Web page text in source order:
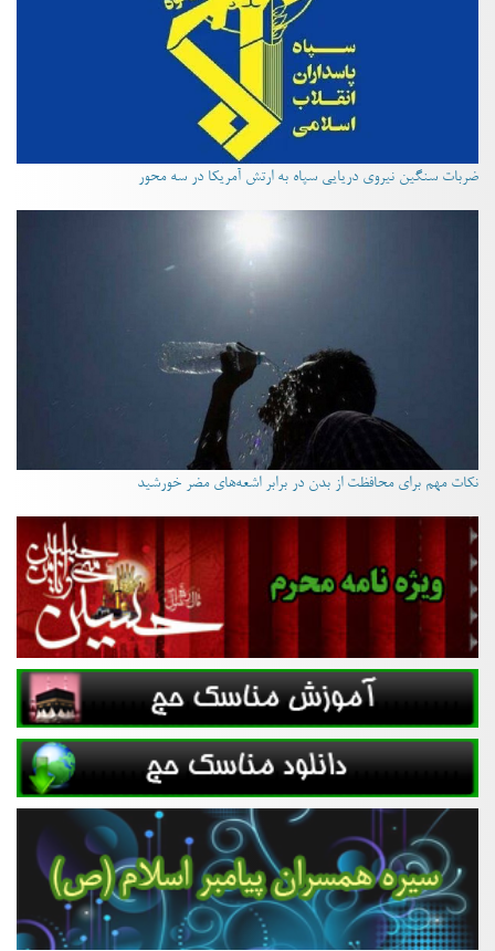
ضربات سنگین نیروی دریایی سپاه به ارتش آمریکا در سه محور
نکات مهم برای محافظت از بدن در برابر اشعه‌های مضر خورشید